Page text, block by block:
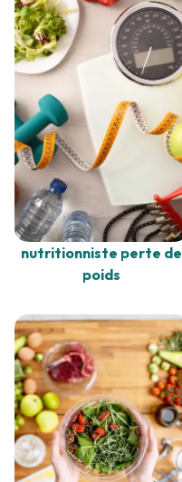
nutritionniste perte de
poids